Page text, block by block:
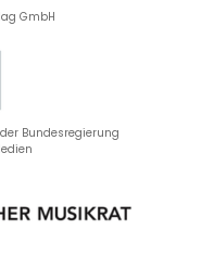
GmbH​
Bundesregierung